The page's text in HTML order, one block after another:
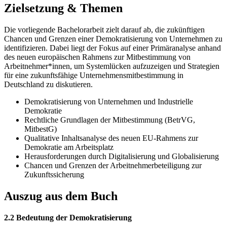
Zielsetzung & Themen
Die vorliegende Bachelorarbeit zielt darauf ab, die zukünftigen
Chancen und Grenzen einer Demokratisierung von Unternehmen zu
identifizieren. Dabei liegt der Fokus auf einer Primäranalyse anhand
des neuen europäischen Rahmens zur Mitbestimmung von
Arbeitnehmer*innen, um Systemlücken aufzuzeigen und Strategien
für eine zukunftsfähige Unternehmensmitbestimmung in
Deutschland zu diskutieren.
Demokratisierung von Unternehmen und Industrielle
Demokratie
Rechtliche Grundlagen der Mitbestimmung (BetrVG,
MitbestG)
Qualitative Inhaltsanalyse des neuen EU-Rahmens zur
Demokratie am Arbeitsplatz
Herausforderungen durch Digitalisierung und Globalisierung
Chancen und Grenzen der Arbeitnehmerbeteiligung zur
Zukunftssicherung
Auszug aus dem Buch
2.2 Bedeutung der Demokratisierung